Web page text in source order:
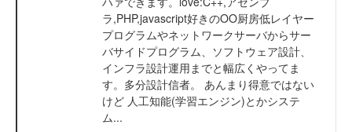
ラ,PHP,javascript好きのOO厨房低レイヤー
プログラムやネットワークサーバからサー
バサイドプログラム、ソフトウェア設計、
インフラ設計運用までと幅広くやってま
す。多分設計信者。 あんまり得意ではない
けど 人工知能(学習エンジン)とかシステ
ム...